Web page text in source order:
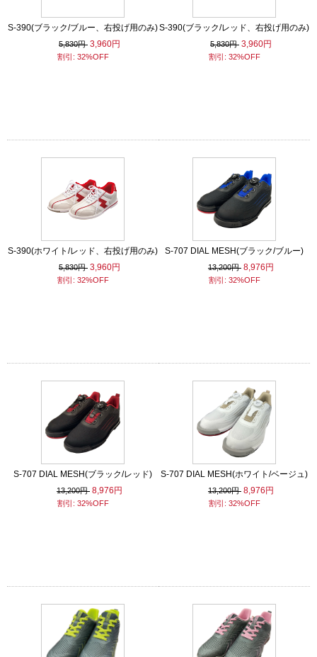
S-390(ブラック/ブルー、右投げ用のみ)
5,830円 3,960円
割引: 32%OFF
S-390(ブラック/レッド、右投げ用のみ)
5,830円 3,960円
割引: 32%OFF
S-390(ホワイト/レッド、右投げ用のみ)
5,830円 3,960円
割引: 32%OFF
S-707 DIAL MESH(ブラック/ブルー)
13,200円 8,976円
割引: 32%OFF
S-707 DIAL MESH(ブラック/レッド)
13,200円 8,976円
割引: 32%OFF
S-707 DIAL MESH(ホワイト/ベージュ)
13,200円 8,976円
割引: 32%OFF